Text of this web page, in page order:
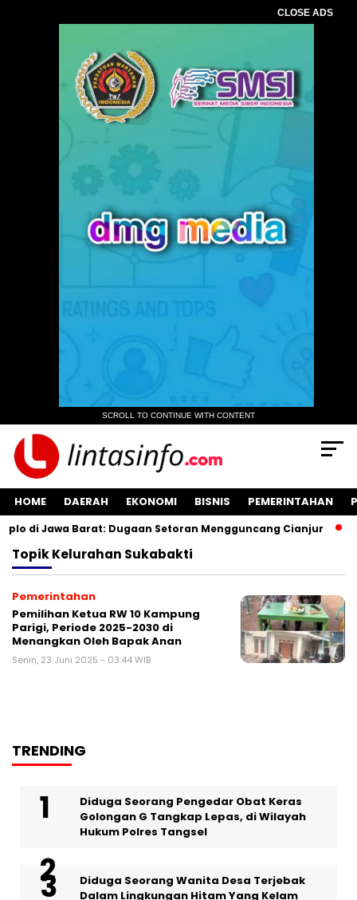
CLOSE ADS
SCROLL TO CONTINUE WITH CONTENT
HOME DAERAH EKONOMI BISNIS PEMERINTAHAN
di Jawa Barat: Dugaan Setoran Mengguncang Cianjur
TopikKelurahan Sukabakti
Pemerintahan
Pemilihan Ketua RW 10 Kampung
Parigi, Periode 2025-2030 di
Menangkan Oleh Bapak Anan
Senin, 23 Juni 2025 - 03:44 WIB
TRENDING
‎Diduga Seorang Pengedar Obat Keras
Golongan G Tangkap Lepas, di Wilayah
Hukum Polres Tangsel
‎Diduga Seorang Wanita Desa Terjebak
Dalam Lingkungan Hitam Yang Kelam